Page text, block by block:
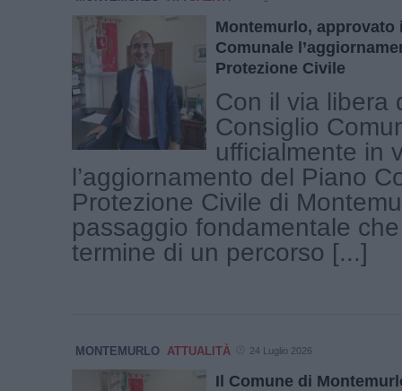
Montemurlo, approvato
Comunale
Protezione Civile
Con il via libera
Consiglio
ufficialmente in
l’aggiornamento del Piano
Protezione Civile di
passaggio fondamentale
termine di un percorso [...]
MONTEMURLO ATTUALITÀ 24 Luglio 2026
Il Comune di